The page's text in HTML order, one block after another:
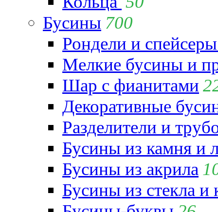
Бусины 700
Рондели и
Мелкие бусины и
Шар с фианитами
Декоративные
Разделители и
Бусины из камня и
Бусины из акрила
Бусины из стекла и